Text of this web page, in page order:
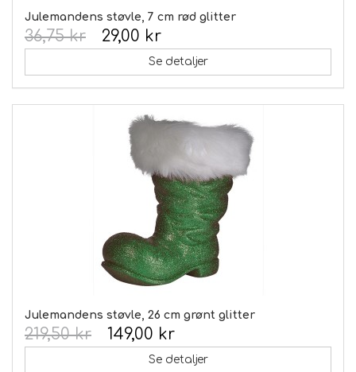
Julemandens støvle, 7 cm rød glitter
29,00 kr
36,75 kr
Se detaljer
Julemandens støvle, 26 cm grønt glitter
149,00 kr
219,50 kr
Se detaljer